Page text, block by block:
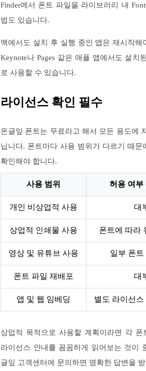
Finder에서 폰트 파일을 라이브러리 내
법도 있습니다.
맥에서도 설치 후 실행 중인 앱은 재시작
Keynote나 Pages 같은 애플 앱에서도 설치
로 사용할 수 있습니다.
라이선스 확인 필수
온글잎 폰트는 무료라고 해서 모든 용도에
닙니다. 폰트마다 사용 범위가 다르기 때
확인해야 합니다.
사용 범위 허용 여부
개인 비상업적 사용 대
상업적 인쇄물 사용 폰트에 따라
영상 및 유튜브 사용 일부 폰
폰트 파일 재배포 대
앱 및 웹 임베딩 별도 라이선
상업적 목적으로 사용할 계획이라면 각
라이선스 안내를 꼼꼼하게 읽어보는 것이
글잎 고객센터에 문의하면 명확한 답변을